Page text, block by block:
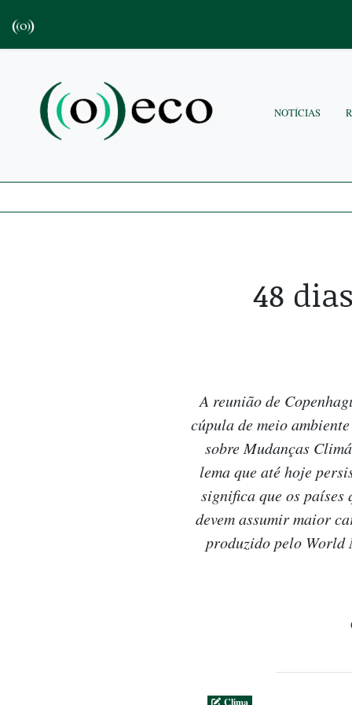
NOTÍCIAS
48
A reunião de
cúpula de meio
sobre Mudanças
lema que até hoje
significa que os países
devem assumir maior
produzido pelo World
Clima